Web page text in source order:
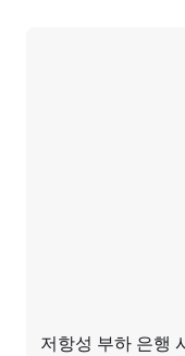
저항성 부하 은행